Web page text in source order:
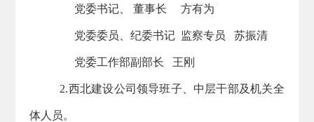
党委书记、 董事长 方有为
党委委员、纪委书记 监察专员 苏振清
党委工作部副部长 王刚
2.西北建设公司领导班子、中层干部及机关全
体人员。